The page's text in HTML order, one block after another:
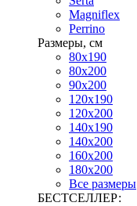
Magniflex
Perrino
Размеры, см
80х190
80х200
90х200
120х190
120х200
140х190
140х200
160х200
180х200
Все размеры
БЕСТСЕЛЛЕР: